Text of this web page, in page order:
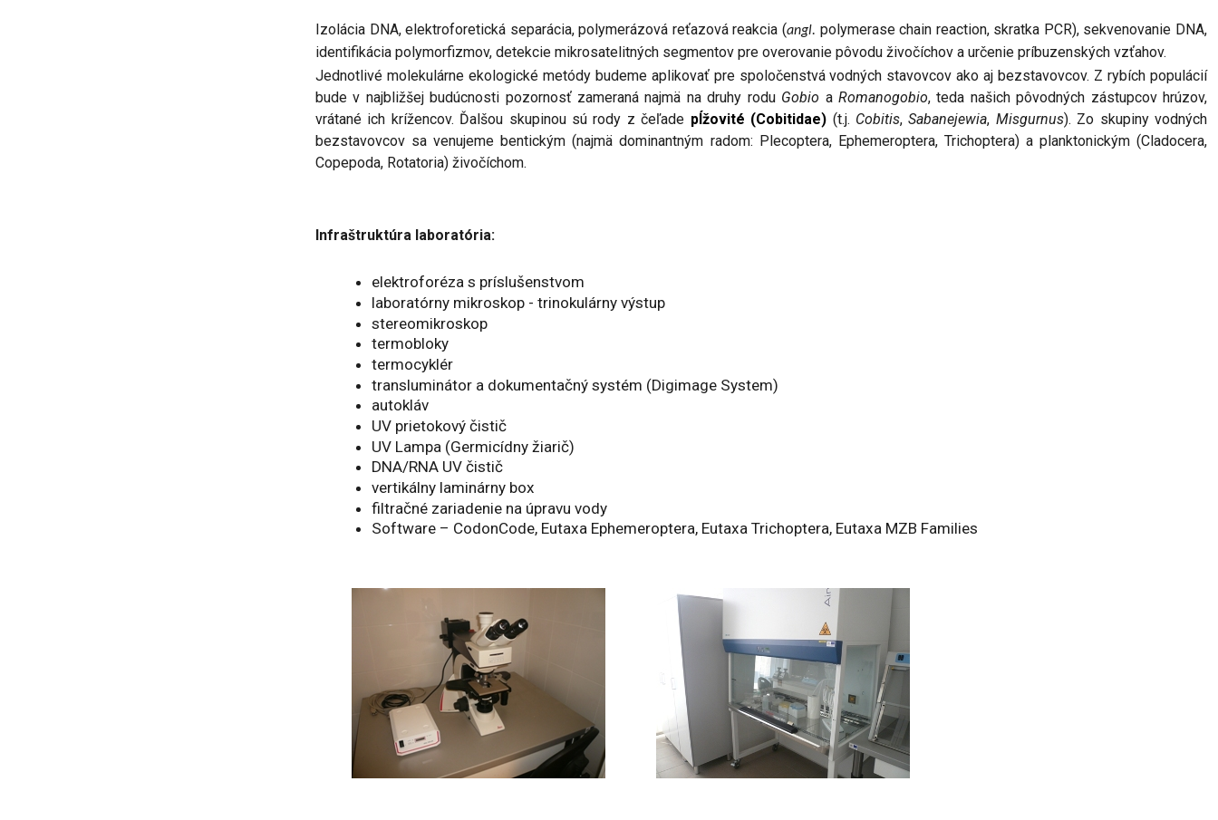
Izolácia DNA, elektroforetická separácia, polymerázová reťazová reakcia (angl. polymerase chain reaction, skratka PCR), sekvenovanie DNA,
identifikácia polymorfizmov, detekcie mikrosatelitných segmentov pre overovanie pôvodu živočíchov a určenie príbuzenských vzťahov.
Jednotlivé molekulárne ekologické metódy budeme aplikovať pre spoločenstvá vodných stavovcov ako aj bezstavovcov. Z rybích populácií
bude v najbližšej budúcnosti pozornosť zameraná najmä na druhy rodu Gobio a Romanogobio, teda našich pôvodných zástupcov hrúzov,
vrátané ich krížencov. Ďalšou skupinou sú rody z čeľade pĺžovité (Cobitidae) (t.j. Cobitis,Sabanejewia, Misgurnus). Zo skupiny vodných
bezstavovcov sa venujeme bentickým (najmä dominantným radom: Plecoptera, Ephemeroptera, Trichoptera) a planktonickým (Cladocera,
Copepoda, Rotatoria) živočíchom.
Infraštruktúra laboratória:
elektroforéza s príslušenstvom
laboratórny mikroskop - trinokulárny výstup
stereomikroskop
termobloky
termocyklér
transluminátor a dokumentačný systém (Digimage System)
autokláv
UV prietokový čistič
UV Lampa (Germicídny žiarič)
DNA/RNA UV čistič
vertikálny laminárny box
filtračné zariadenie na úpravu vody
Software – CodonCode, Eutaxa Ephemeroptera, Eutaxa Trichoptera, Eutaxa MZB Families